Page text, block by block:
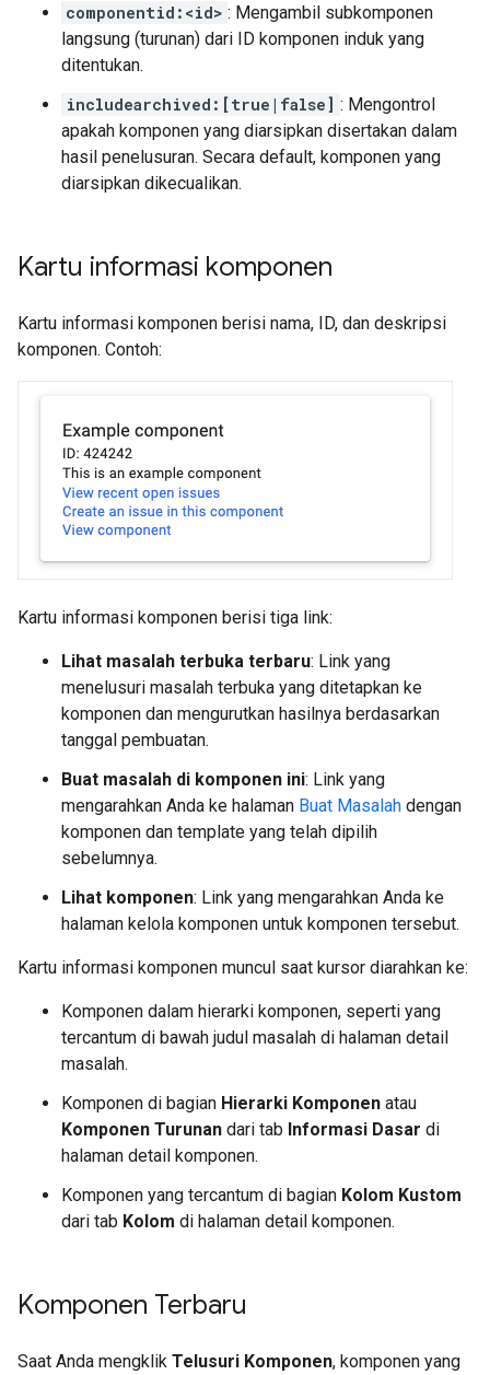
componentid:<id> : Mengambil subkomponen
langsung (turunan) dari ID komponen induk yang
ditentukan.
includearchived:[true|false] : Mengontrol
apakah komponen yang diarsipkan disertakan dalam
hasil penelusuran. Secara default, komponen yang
diarsipkan dikecualikan.
Kartu informasi komponen
Kartu informasi komponen berisi nama, ID, dan deskripsi
komponen. Contoh:
Kartu informasi komponen berisi tiga link:
Lihat masalah terbuka terbaru: Link yang
menelusuri masalah terbuka yang ditetapkan ke
komponen dan mengurutkan hasilnya berdasarkan
tanggal pembuatan.
Buat masalah di komponen ini: Link yang
mengarahkan Anda ke halaman Buat Masalah dengan
komponen dan template yang telah dipilih
sebelumnya.
Lihat komponen: Link yang mengarahkan Anda ke
halaman kelola komponen untuk komponen tersebut.
Kartu informasi komponen muncul saat kursor diarahkan ke:
Komponen dalam hierarki komponen, seperti yang
tercantum di bawah judul masalah di halaman detail
masalah.
Komponen di bagian Hierarki Komponen atau
Komponen Turunan dari tab Informasi Dasar di
halaman detail komponen.
Komponen yang tercantum di bagian Kolom Kustom
dari tab Kolom di halaman detail komponen.
Komponen Terbaru
Saat Anda mengklik Telusuri Komponen, komponen yang